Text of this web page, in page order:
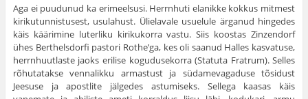
Aga ei puudunud ka erimeelsusi. Herrnhuti elanikke kokkus mitmest
kirikutunnistusest, usulahust. Ülielavale usuelule ärganud hingedes
käis käärimine luterliku kirikukorra vastu. Siis koostas Zinzendorf
ühes Berthelsdorfi pastori Rothe’ga, kes oli saanud Halles kasvatuse,
herrnhuutlaste jaoks erilise kogudusekorra (Statuta Fratrum). Selles
rõhutatakse vennalikku armastust ja südamevagaduse tõsidust
Jeesuse ja apostlite jälge­des astumiseks. Sellega kaasas käis